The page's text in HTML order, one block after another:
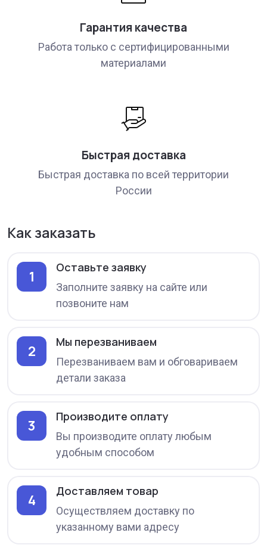
Гарантия качества
Работа только с сертифицированными
материалами
Быстрая доставка
Быстрая доставка по всей территории
России
Как заказать
1
Оставьте заявку
Заполните заявку на сайте или
позвоните нам
2
Мы перезваниваем
Перезваниваем вам и обговариваем
детали заказа
3
Производите оплату
Вы производите оплату любым
удобным способом
4
Доставляем товар
Осуществляем доставку по
указанному вами адресу